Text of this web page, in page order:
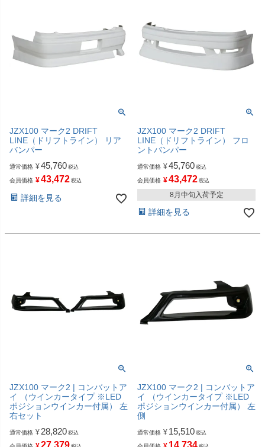
JZX100 マーク2 DRIFT
LINE（ドリフトライン） リア
バンパー
通常価格 ¥45,760 税込
会員価格 ¥43,472 税込
詳細を見る
JZX100 マーク2 DRIFT
LINE（ドリフトライン） フロ
ントバンパー
通常価格 ¥45,760 税込
会員価格 ¥43,472 税込
8月中旬入荷予定
詳細を見る
JZX100 マーク2 | コンバットア
イ （ウインカータイプ ※LED
ポジションウインカー付属） 左
右セット
通常価格 ¥ 28,820 税込
JZX100 マーク2 | コンバットア
イ （ウインカータイプ ※LED
ポジションウインカー付属） 左
側
通常価格 ¥ 15,510 税込